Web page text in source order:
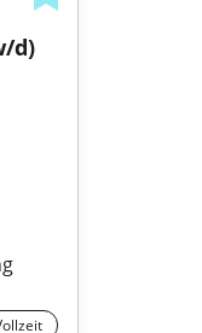
d)